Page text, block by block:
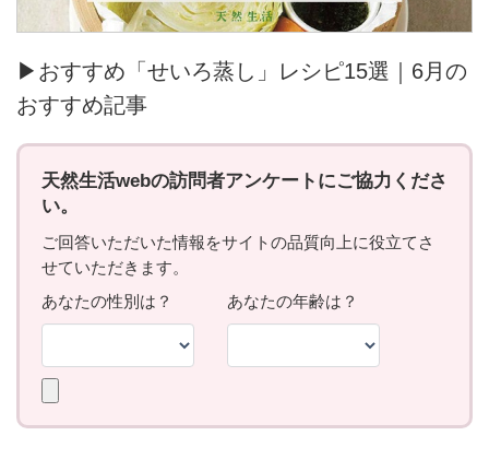
▶おすすめ「せいろ蒸し」レシピ15選｜6月の
おすすめ記事